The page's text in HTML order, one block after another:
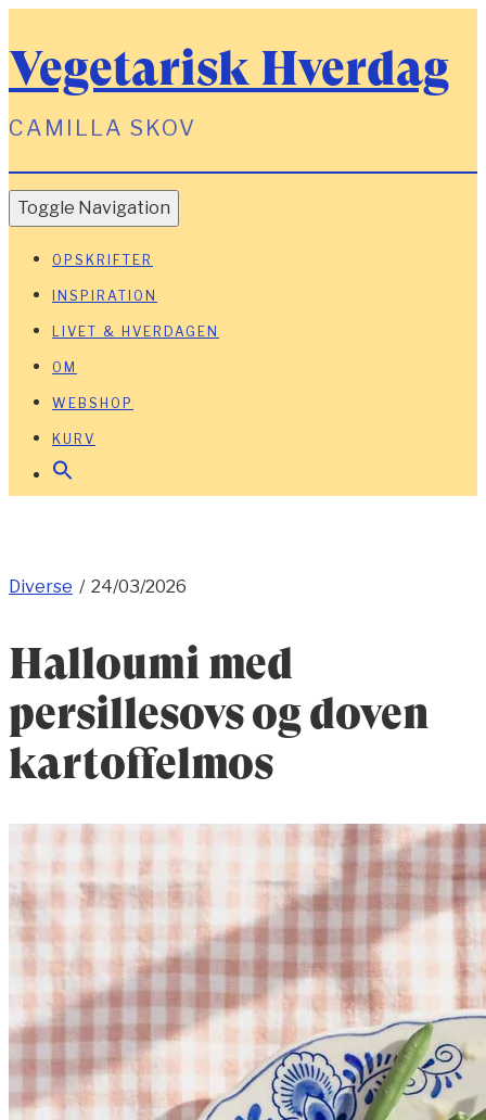
Vegetarisk Hverdag
CAMILLA SKOV
Toggle Navigation
OPSKRIFTER
INSPIRATION
LIVET & HVERDAGEN
OM
WEBSHOP
KURV
Diverse / 24/03/2026
Halloumi med
persillesovs og doven
kartoffelmos